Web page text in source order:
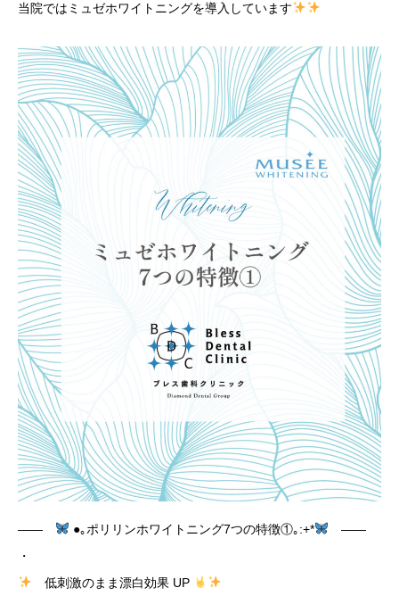
当院ではミュゼホワイトニングを導入しています
―― ●｡ポリリンホワイトニング7つの特徴①｡:+*
——
・
低刺激のまま漂白効果 UP